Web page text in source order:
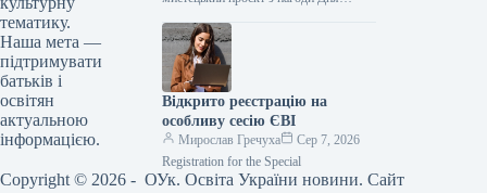
тематику.
Наша мета —
підтримувати
батьків і
освітян
актуальною
інформацією.
Укрінформ У п’ятницю, 7 серпня, у
виставкових галереях Будинку…
Відкрито реєстрацію на
особливу сесію ЄВІ
Мирослав Гречуха
Сер 7, 2026
Registration for the Special
Copyright © 2026 - ОУк. Освіта України новини. Сайт